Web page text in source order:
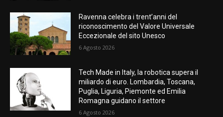
Ravenna celebra i trent’anni del
riconoscimento del Valore Universale
Eccezionale del sito Unesco
6 Agosto 2026
Tech Made in Italy, la robotica supera il
miliardo di euro. Lombardia, Toscana,
Puglia, Liguria, Piemonte ed Emilia
Romagna guidano il settore
6 Agosto 2026